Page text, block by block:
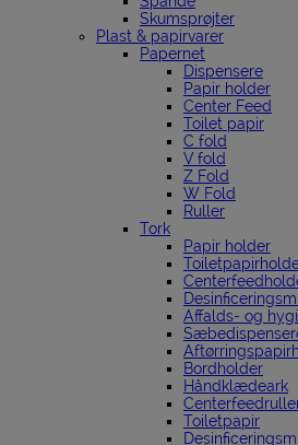
Skumsprøjter
Plast & papirvarer
Papernet
Dispensere
Papir holder
Center Feed
Toilet papir
C fold
V fold
Z Fold
W Fold
Ruller
Tork
Papir holder
Affalds- og
Bordholder
Håndklædeark
Toiletpapir